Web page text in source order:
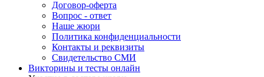
Договор-оферта
Вопрос - ответ
Наше жюри
Политика конфиденциальности
Контакты и реквизиты
Свидетельство СМИ
Викторины и тесты онлайн